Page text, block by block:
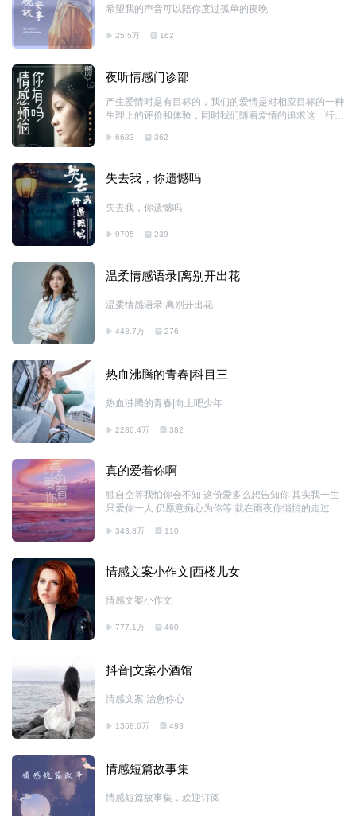
希望我的声音可以陪你度过孤单的夜晚
25.5万 162
夜听情感门诊部
产生爱情时是有目标的，我们的爱情是对相应目标的一种
生理上的评价和体验，同时我们随着爱情的追求这一行为
6683 362
失去我，你遗憾吗
失去我，你遗憾吗
9705 239
温柔情感语录|离别开出花
温柔情感语录|离别开出花
448.7万 276
热血沸腾的青春|科目三
热血沸腾的青春|向上吧少年
2280.4万 382
真的爱着你啊
独自空等我怕你会不知 这份爱多么想告知你 其实我一生
只爱你一人 仍愿意痴心为你等 就在雨夜你悄悄的走过 已
343.8万 110
情感文案小作文|西楼儿女
情感文案小作文
777.1万 460
抖音|文案小酒馆
情感文案 治愈你心
1368.6万 493
情感短篇故事集
情感短篇故事集，欢迎订阅